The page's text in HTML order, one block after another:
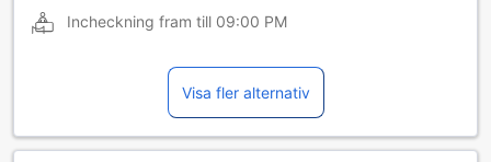
Incheckning fram till 09:00 PM
Visa fler alternativ